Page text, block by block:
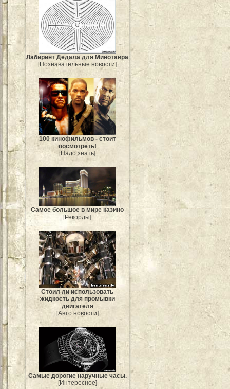
Лабиринт Дедала для Минотавра
[Познавательные новости]
100 кинофильмов - стоит
посмотреть!
[Надо знать]
Самое большое в мире казино
[Рекорды]
Стоил ли использовать
жидкость для промывки
двигателя
[Авто новости]
Самые дорогие наручные часы.
[Интересное]